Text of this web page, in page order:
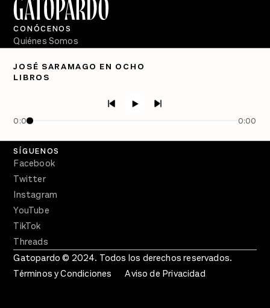
JOSÉ SARAMAGO EN OCHO
LIBROS
0:00 0:00
CONÓCENOS
Quiénes Somos
PÓDCASTS
Crecer en Distopía
SÍGUENOS
Facebook
Twitter
Instagram
YouTube
TikTok
Threads
Gatopardo © 2024. Todos los derechos reservados.
Términos y Condiciones
Aviso de Privacidad